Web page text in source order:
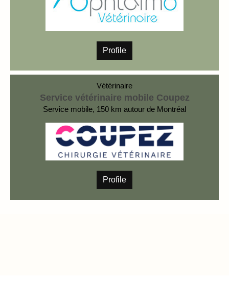
Profile
Vétérinaire
Service vétérinaire mobile Coupez
Service mobile, 150 km autour de Montréal
Profile